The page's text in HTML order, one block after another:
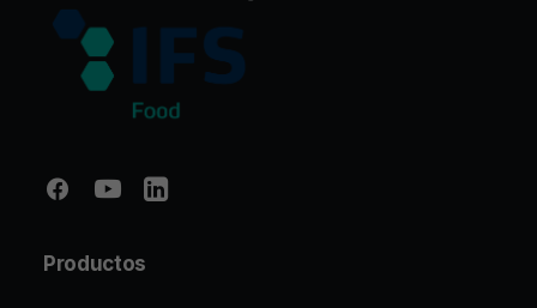
Productos